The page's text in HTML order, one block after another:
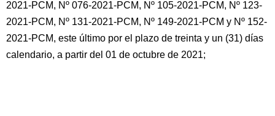
2021-PCM, Nº 076-2021-PCM, Nº 105-2021-PCM, Nº 123-
2021-PCM, Nº 131-2021-PCM, Nº 149-2021-PCM y Nº 152-
2021-PCM, este último por el plazo de treinta y un (31) días
calendario, a partir del 01 de octubre de 2021;